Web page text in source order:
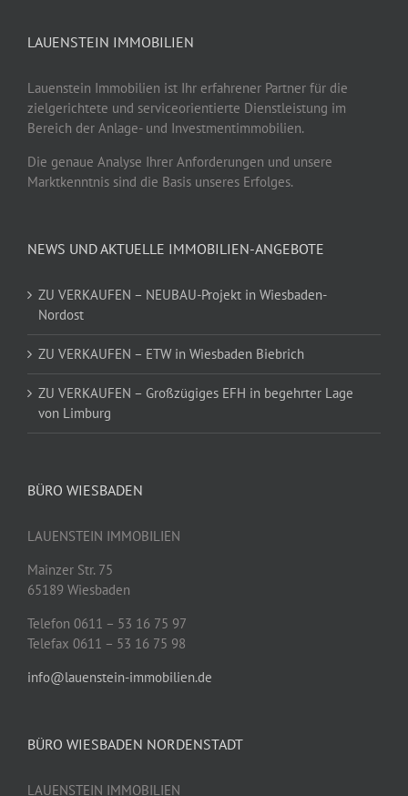
LAUENSTEIN IMMOBILIEN
Lauenstein Immobilien ist Ihr erfahrener Partner für die
zielgerichtete und serviceorientierte Dienstleistung im
Bereich der Anlage- und Investmentimmobilien.
Die genaue Analyse Ihrer Anforderungen und unsere
Marktkenntnis sind die Basis unseres Erfolges.
NEWS UND AKTUELLE IMMOBILIEN-ANGEBOTE
ZU VERKAUFEN – NEUBAU-Projekt in Wiesbaden-
Nordost
ZU VERKAUFEN – ETW in Wiesbaden Biebrich
ZU VERKAUFEN – Großzügiges EFH in begehrter Lage
von Limburg
BÜRO WIESBADEN
LAUENSTEIN IMMOBILIEN
Mainzer Str. 75
65189 Wiesbaden
Telefon 0611 – 53 16 75 97
Telefax 0611 – 53 16 75 98
info@lauenstein-immobilien.de
BÜRO WIESBADEN NORDENSTADT
LAUENSTEIN IMMOBILIEN